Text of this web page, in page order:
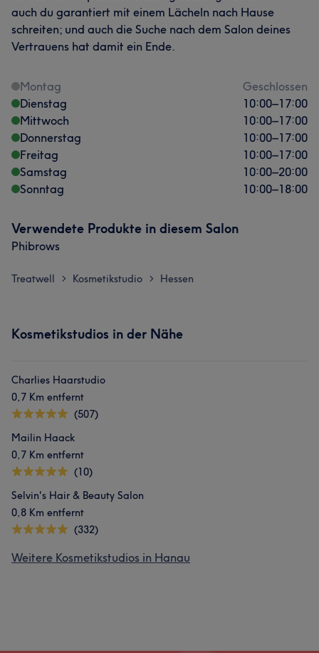
auch du garantiert mit einem Lächeln nach Hause
schreiten; und auch die Suche nach dem Salon deines
Vertrauens hat damit ein Ende.
Montag
Geschlossen
Dienstag
10:00–17:00
Mittwoch
10:00–17:00
Donnerstag
10:00–17:00
Freitag
10:00–17:00
Samstag
10:00–20:00
Sonntag
10:00–18:00
Verwendete Produkte in diesem Salon
Phibrows
Treatwell > Kosmetikstudio > Hessen
Kosmetikstudios in der Nähe
Charlies Haarstudio
0,7 Km entfernt
(507)
Mailin Haack
0,7 Km entfernt
(10)
Selvin's Hair & Beauty Salon
0,8 Km entfernt
(332)
Weitere Kosmetikstudios in Hanau